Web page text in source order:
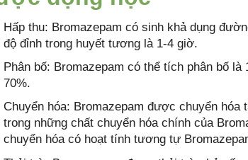
Hấp thu: Bromazepam có sinh khả dụng
độ đỉnh trong huyết tương là 1-4 giờ.
Phân bố: Bromazepam có thể tích phân bố
70%.
Chuyển hóa: Bromazepam được chuyển hóa
trong những chất chuyển hóa chính của
chuyển hóa có hoạt tính tương tự